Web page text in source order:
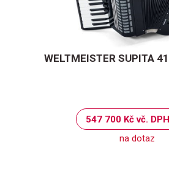
WELTMEISTER SUPITA
547 700 Kč vč. DPH
na dotaz